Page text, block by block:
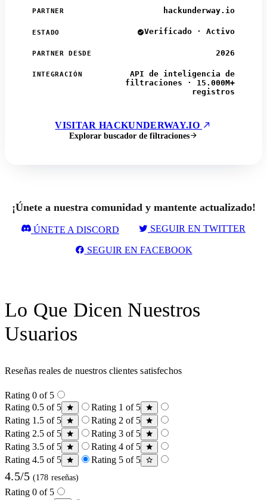
PARTNER hackunderway.io
ESTADO Verificado · Activo
PARTNER DESDE 2026
INTEGRACIÓN
API de inteligencia de
filtraciones · 15.000M+
registros
VISITAR HACKUNDERWAY.IO
Explorar buscador de filtraciones
¡Únete a nuestra comunidad y mantente actualizado!
ÚNETE A DISCORD SEGUIR EN TWITTER
SEGUIR EN FACEBOOK
Lo Que Dicen Nuestros
Usuarios
Reseñas reales de nuestros clientes satisfechos
Rating 0 of 5
Rating 0.5 of 5
Rating 1 of 5
Rating 1.5 of 5
Rating 2 of 5
Rating 2.5 of 5
Rating 3 of 5
Rating 3.5 of 5
Rating 4 of 5
Rating 4.5 of 5
Rating 5 of 5
4.5/5 (178 reseñas)
Rating 0 of 5